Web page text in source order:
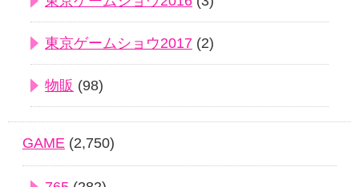
東京ゲームショウ2017 (2)
物販 (98)
GAME (2,750)